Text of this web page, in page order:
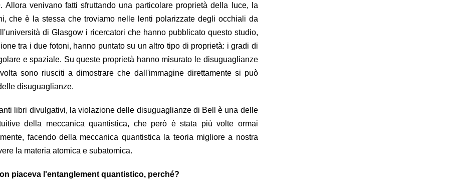
Allora venivano fatti sfruttando una particolare proprietà della luce, la
che è la stessa che troviamo nelle lenti polarizzate degli occhiali da
di Glasgow i ricercatori che hanno pubblicato questo studio,
tra i due fotoni, hanno puntato su un altro tipo di proprietà: i gradi di
e spaziale. Su queste proprietà hanno misurato le disuguaglianze
sono riusciti a dimostrare che dall'immagine direttamente si può
disuguaglianze.
libri divulgativi, la violazione delle disuguaglianze di Bell è una delle
della meccanica quantistica, che però è stata più volte ormai
facendo della meccanica quantistica la teoria migliore a nostra
la materia atomica e subatomica.
piaceva l'entanglement quantistico, perché?